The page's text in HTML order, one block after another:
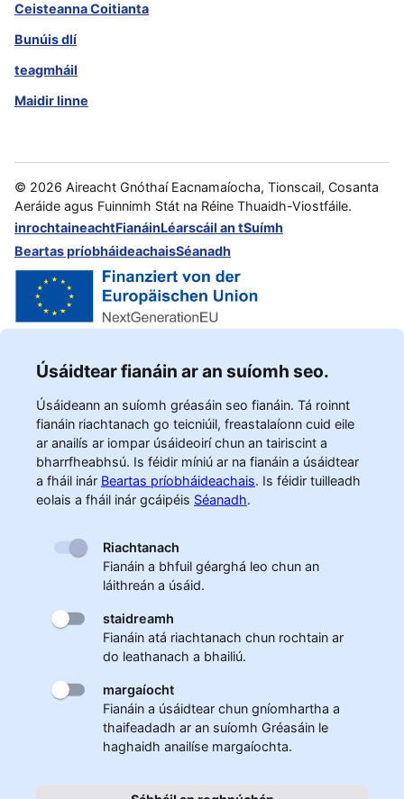
Ceisteanna Coitianta
Bunúis dlí
teagmháil
Maidir linne
© 2026 Aireacht Gnóthaí Eacnamaíocha, Tionscail, Cosanta
Aeráide agus Fuinnimh Stát na Réine Thuaidh-Viostfáile.
inrochtaineachtFianáinLéarscáil an tSuímh
Beartas príobháideachaisSéanadh
Úsáidtear fianáin ar an suíomh seo.
Úsáideann an suíomh gréasáin seo fianáin. Tá roinnt
fianáin riachtanach go teicniúil, freastalaíonn cuid eile
ar anailís ar iompar úsáideoirí chun an tairiscint a
bharrfheabhsú. Is féidir míniú ar na fianáin a úsáidtear
a fháil inár Beartas príobháideachais. Is féidir tuilleadh
eolais a fháil inár gcáipéis Séanadh.
Riachtanach
Fianáin a bhfuil géarghá leo chun an
láithreán a úsáid.
staidreamh
Fianáin atá riachtanach chun rochtain ar
do leathanach a bhailiú.
margaíocht
Fianáin a úsáidtear chun gníomhartha a
thaifeadadh ar an suíomh Gréasáin le
haghaidh anailíse margaíochta.